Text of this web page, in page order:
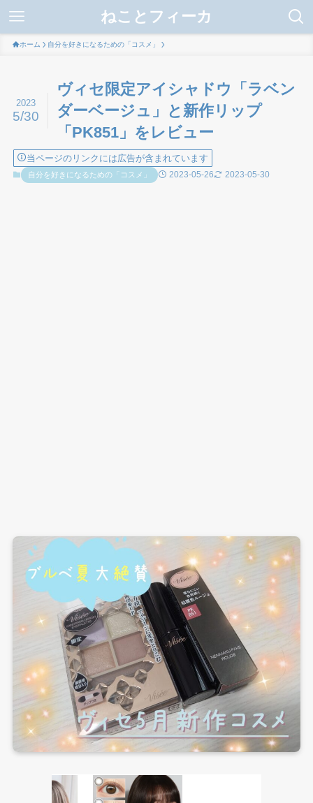
ねことフィーカ
ホーム 自分を好きになるための「コスメ」
ヴィセ限定アイシャドウ「ラベン
ダーベージュ」と新作リップ
「PK851」をレビュー
2023
5/30
当ページのリンクには広告が含まれています
自分を好きになるための「コスメ」 2023-05-26 2023-05-30